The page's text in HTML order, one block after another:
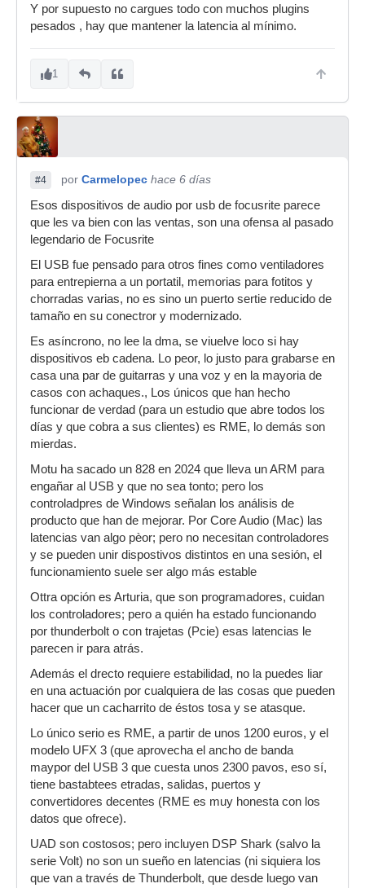
Y por supuesto no cargues todo con muchos plugins
pesados , hay que mantener la latencia al mínimo.
1
#4 por Carmelopec hace 6 días
Esos dispositivos de audio por usb de focusrite parece
que les va bien con las ventas, son una ofensa al pasado
legendario de Focusrite
El USB fue pensado para otros fines como ventiladores
para entrepierna a un portatil, memorias para fotitos y
chorradas varias, no es sino un puerto sertie reducido de
tamaño en su conectror y modernizado.
Es asíncrono, no lee la dma, se viuelve loco si hay
dispositivos eb cadena. Lo peor, lo justo para grabarse en
casa una par de guitarras y una voz y en la mayoria de
casos con achaques., Los únicos que han hecho
funcionar de verdad (para un estudio que abre todos los
días y que cobra a sus clientes) es RME, lo demás son
mierdas.
Motu ha sacado un 828 en 2024 que lleva un ARM para
engañar al USB y que no sea tonto; pero los
controladpres de Windows señalan los análisis de
producto que han de mejorar. Por Core Audio (Mac) las
latencias van algo pèor; pero no necesitan controladores
y se pueden unir dispostivos distintos en una sesión, el
funcionamiento suele ser algo más estable
Ottra opción es Arturia, que son programadores, cuidan
los controladores; pero a quién ha estado funcionando
por thunderbolt o con trajetas (Pcie) esas latencias le
parecen ir para atrás.
Además el drecto requiere estabilidad, no la puedes liar
en una actuación por cualquiera de las cosas que pueden
hacer que un cacharrito de éstos tosa y se atasque.
Lo único serio es RME, a partir de unos 1200 euros, y el
modelo UFX 3 (que aprovecha el ancho de banda
maypor del USB 3 que cuesta unos 2300 pavos, eso sí,
tiene bastabtees etradas, salidas, puertos y
convertidores decentes (RME es muy honesta con los
datos que ofrece).
UAD son costosos; pero incluyen DSP Shark (salvo la
serie Volt) no son un sueño en latencias (ni siquiera los
que van a través de Thunderbolt, que desde luego van